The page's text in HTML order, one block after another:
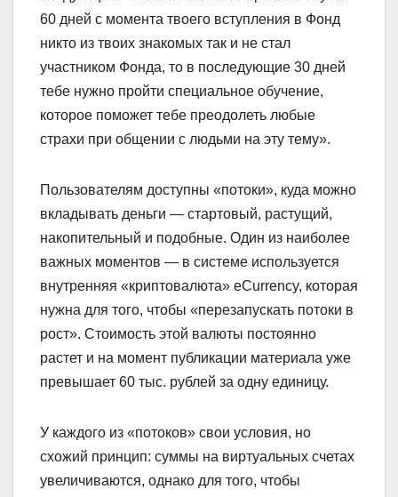
60 дней с момента твоего вступления в Фонд
никто из твоих знакомых так и не стал
участником Фонда, то в последующие 30 дней
тебе нужно пройти специальное обучение,
которое поможет тебе преодолеть любые
страхи при общении с людьми на эту тему».
Пользователям доступны «потоки», куда можно
вкладывать деньги — стартовый, растущий,
накопительный и подобные. Один из наиболее
важных моментов — в системе используется
внутренняя «криптовалюта» eCurrency, которая
нужна для того, чтобы «перезапускать потоки в
рост». Стоимость этой валюты постоянно
растет и на момент публикации материала уже
превышает 60 тыс. рублей за одну единицу.
У каждого из «потоков» свои условия, но
схожий принцип: суммы на виртуальных счетах
увеличиваются, однако для того, чтобы